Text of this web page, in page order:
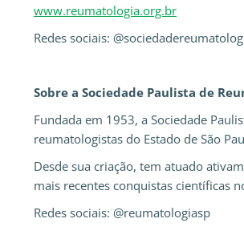
www.reumatologia.org.br
Redes sociais:
Sobre a Sociedade Paulista de
Fundada em 1953, a Sociedade
reumatologistas do Estado de São
Desde sua criação, tem atuado
mais recentes conquistas científicas
Redes sociais: @reumatologiasp